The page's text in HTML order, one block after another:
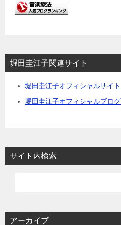
堀田圭江子関連サイト
堀田圭江子オフィシャルサイト
堀田圭江子オフィシャルブログ
サイト内検索
アーカイブ